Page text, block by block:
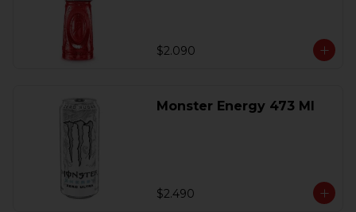
$2.090
Monster Energy 473 Ml
$2.490